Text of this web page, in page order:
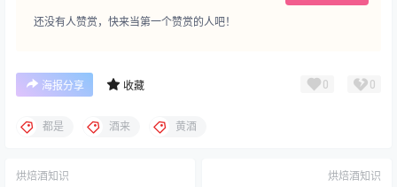
还没有人赞赏，快来当第一个赞赏的人吧！
海报分享 收藏 0 0
都是 酒来 黄酒
烘焙酒知识 烘焙酒知识